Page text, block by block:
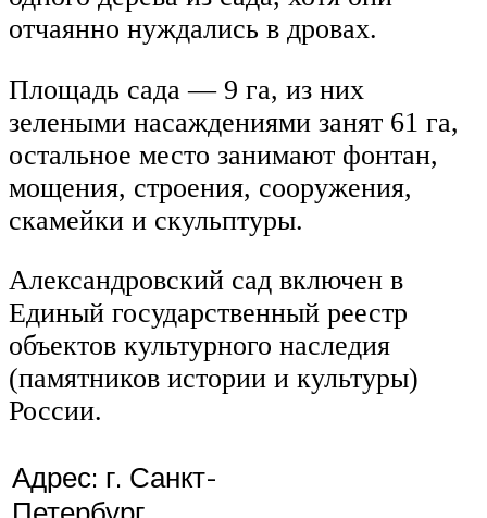
отчаянно нуждались в дровах.
Площадь сада — 9 га, из них
зелеными насаждениями занят 61 га,
остальное место занимают фонтан,
мощения, строения, сооружения,
скамейки и скульптуры.
Александровский сад включен в
Единый государственный реестр
объектов культурного наследия
(памятников истории и культуры)
России.
Адрес: г. Санкт-